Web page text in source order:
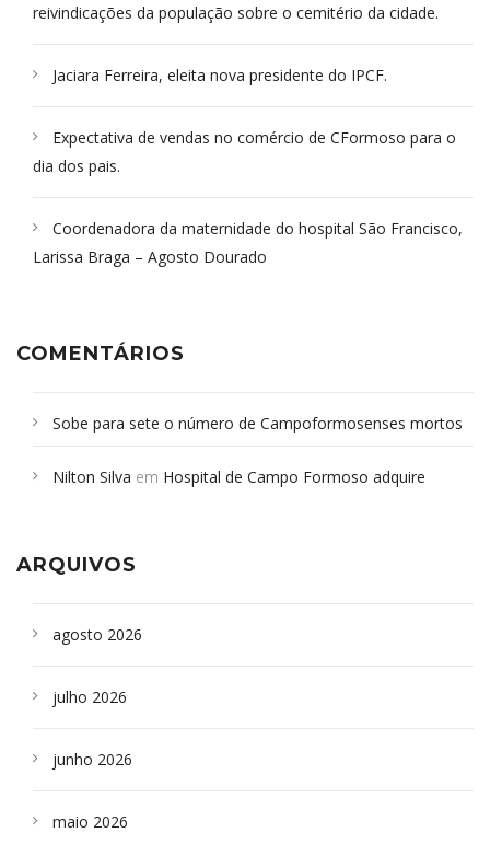
reivindicações da população sobre o cemitério da cidade.
Jaciara Ferreira, eleita nova presidente do IPCF.
Expectativa de vendas no comércio de CFormoso para o
dia dos pais.
Coordenadora da maternidade do hospital São Francisco,
Larissa Braga – Agosto Dourado
COMENTÁRIOS
Sobe para sete o número de Campoformosenses mortos
Campoformosenses que morreram em desabamentos são
Nilton Silva em Hospital de Campo Formoso adquire
ARQUIVOS
agosto 2026
julho 2026
junho 2026
maio 2026